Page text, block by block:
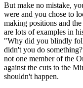
But make no mistake,
were and you chose to
making positions and
are lots of examples in
"Why did you blindly
didn't you do
not one member of the
against the cuts to the
shouldn't happen.